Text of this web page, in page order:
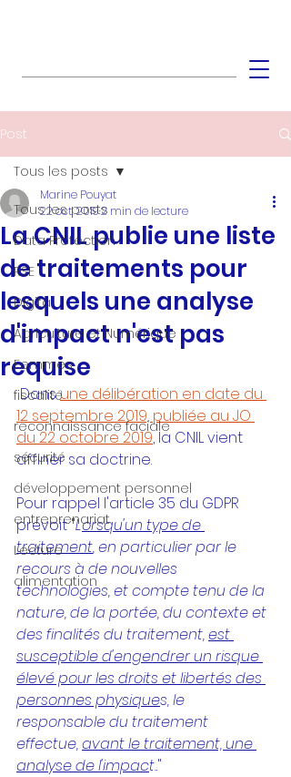
Post
Tous les posts
Data Protection
RSE
Digital
Agriculture et Numérique
Femmes
fiscalité
reconnaissance faciale
sécurité
développement personnel
entreprenariat
Lecture
alimentation
Tous les posts
La CNIL publie une liste
de traitements pour
lesquels une analyse
d'impact n'est pas
requise
Marine Pouyat
22 oct. 20192 min de lecture
Dansune délibération en date du
12 septembre 2019, publiée au JO
du 22 octobre 2019, la CNIL vient
affiner sa doctrine.
Pour rappel l'article 35 du GDPR
prévoit "Lorsqu'un type de
traitement, en particulier par le
recours à de nouvelles
technologies, et compte tenu de la
nature, de la portée, du contexte et
des finalités du traitement, est
susceptible d'engendrer un risque
élevé pour les droits et libertés des
personnes physiques, le
responsable du traitement
effectue, avant le traitement, une
analyse de l'impact.."